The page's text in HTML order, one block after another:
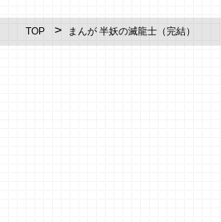
TOP まんが 半妖の滅龍士（完結）